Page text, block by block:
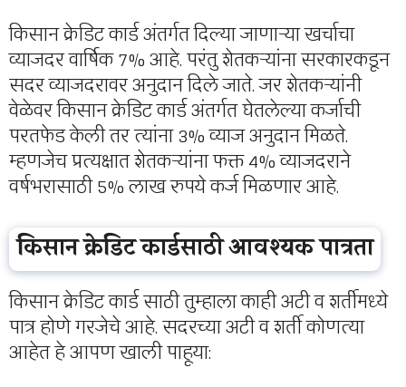
किसान क्रेडिट कार्ड अंतर्गत दिल्या जाणाऱ्या खर्चाचा
व्याजदर वार्षिक 7% आहे. परंतु शेतकऱ्यांना सरकारकडून
सदर व्याजदरावर अनुदान दिले जाते. जर शेतकऱ्यांनी
वेळेवर किसान क्रेडिट कार्ड अंतर्गत घेतलेल्या कर्जाची
परतफेड केली तर त्यांना 3% व्याज अनुदान मिळते.
म्हणजेच प्रत्यक्षात शेतकऱ्यांना फक्त 4% व्याजदराने
वर्षभरासाठी 5% लाख रुपये कर्ज मिळणार आहे.
किसान क्रेडिट कार्डसाठी आवश्यक पात्रता
किसान क्रेडिट कार्ड साठी तुम्हाला काही अटी व शर्तीमध्ये
पात्र होणे गरजेचे आहे. सदरच्या अटी व शर्ती कोणत्या
आहेत हे आपण खाली पाहूया: